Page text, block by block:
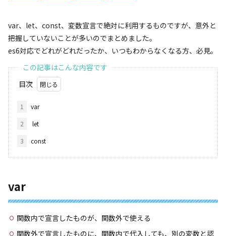
var、let、const、変数宣言で絶対に利用するものですが、意外と
把握していないことが多いのでまとめました。
es6対応でどれがどれだったか、いつもわからなくなる方、必見。
目次
1
var
2
let
3
const
var
関数内で宣言したものが、関数外で使える
関数外で宣言したものに、関数内で代入しても、別の変数と認